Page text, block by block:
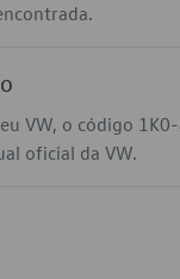
VW, o código
oficial da VW.